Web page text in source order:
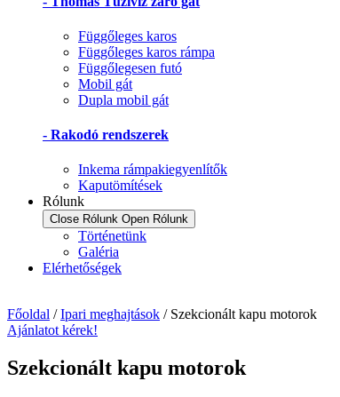
Függőleges karos
Függőleges karos rámpa
Függőlegesen futó
Mobil gát
Dupla mobil gát
- Rakodó rendszerek
Inkema rámpakiegyenlítők
Kaputömítések
Rólunk
Close Rólunk Open Rólunk
Történetünk
Galéria
Elérhetőségek
Főoldal /Ipari meghajtások / Szekcionált kapu motorok
Ajánlatot kérek!
Szekcionált kapu motorok